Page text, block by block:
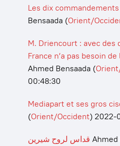
Les dix
Bensaada (Orient/
M. Driencourt : avec
France n’a pas besoin
Ahmed Bensaada (
00:48:30
Mediapart et ses gros
(Orient/Occident) 2022-
قداس لروح شيرين Ahmed